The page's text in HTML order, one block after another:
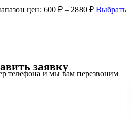
цен: 600 ₽ – 2880 ₽ Выбрать
заявку
телефона и мы вам перезвоним